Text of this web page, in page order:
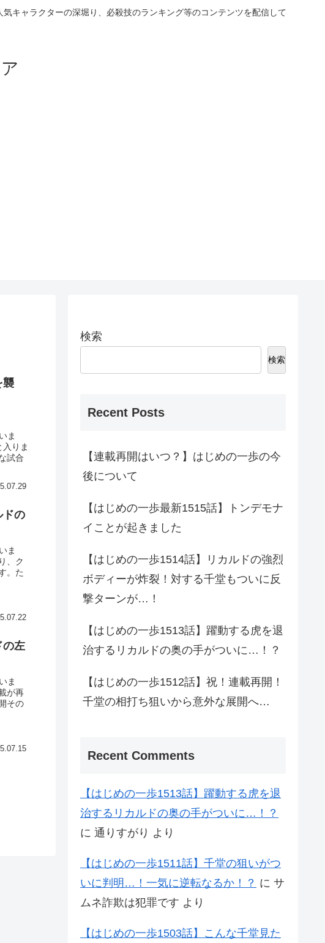
キャラクターの深堀り、必殺技のランキング等のコンテンツを配信して
襲
ま
りま
試合
ドの
ま
、ク
。た
の左
ま
が再
その
検索
検索
Recent Posts
【連載再開はいつ？】はじめの一歩の今
後について
【はじめの一歩最新1515話】トンデモナ
イことが起きました
【はじめの一歩1514話】リカルドの強烈
ボディーが炸裂！対する千堂もついに反
撃ターンが…！
【はじめの一歩1513話】躍動する虎を退
治するリカルドの奥の手がついに…！？
【はじめの一歩1512話】祝！連載再開！
千堂の相打ち狙いから意外な展開へ…
Recent Comments
【はじめの一歩1513話】躍動する虎を退
治するリカルドの奥の手がついに…！？
に 通りすがり より
【はじめの一歩1511話】千堂の狙いがつ
いに判明…！一気に逆転なるか！？ に サ
ムネ詐欺は犯罪です より
【はじめの一歩1503話】こんな千堂見た